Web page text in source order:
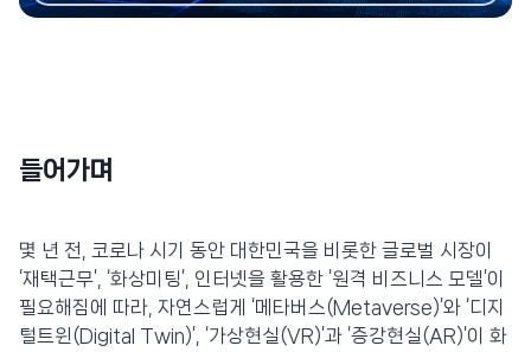
들어가며
몇 년 전, 코로나 시기 동안 대한민국을 비롯한 글로벌 시장이
‘재택근무’, ‘화상미팅’, 인터넷을 활용한 ‘원격 비즈니스 모델’이
필요해짐에 따라, 자연스럽게 ‘메타버스(Metaverse)’와 ‘디지
털트윈(Digital Twin)’, ‘가상현실(VR)’과 ‘증강현실(AR)’이 화